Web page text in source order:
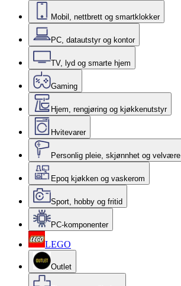
Mobil, nettbrett og smartklokker
PC, datautstyr og kontor
TV, lyd og smarte hjem
Gaming
Hjem, rengjøring og kjøkkenutstyr
Hvitevarer
Personlig pleie, skjønnhet og velvære
Epoq kjøkken og vaskerom
Sport, hobby og fritid
PC-komponenter
LEGO
Outlet